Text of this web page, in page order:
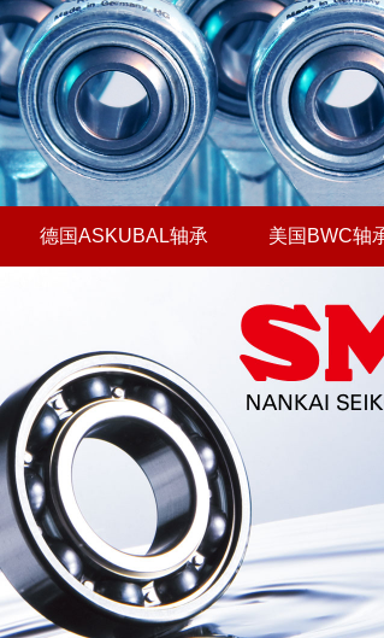
德国ASKUBAL轴承 美国BWC轴